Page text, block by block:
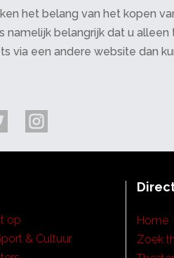
het belang van het kopen
namelijk belangrijk dat u
via een andere website dan
op
& Cultuur
Home
Zoek